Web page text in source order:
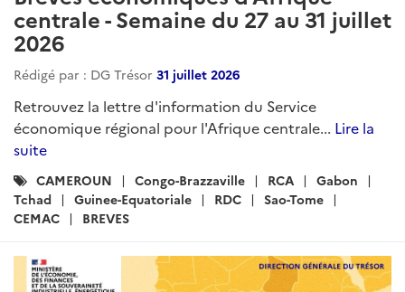
centrale - Semaine du 27 au 31 juillet
2026
Rédigé par : DG Trésor 31 juillet 2026
Retrouvez la lettre d'information du Service
économique régional pour l'Afrique centrale... Lire la
suite
Catégories
:
CAMEROUN Congo-Brazzaville RCA
Gabon
Tchad
Guinee-Equatoriale RDC
Sao-Tome
CEMAC
BREVES